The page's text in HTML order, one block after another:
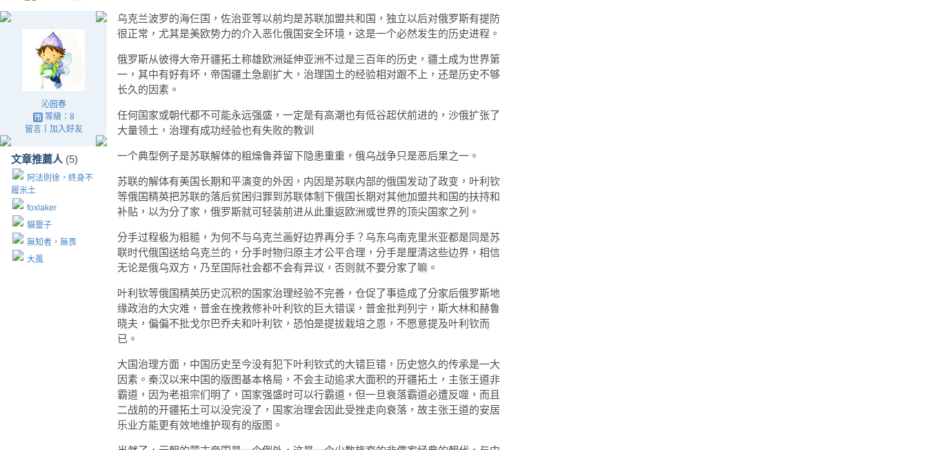
沁园春
等級：8
留言｜ 加入好友
文章推薦人 (5)
阿法則徐，終身不
履米土
foxlaker
貓靈子
無知者，無畏
大風
乌克兰波罗的海仨国，佐治亚等以前均是苏联加盟共和国，独立以后对俄罗斯有提防
很正常，尤其是美欧势力的介入恶化俄国安全环境，这是一个必然发生的历史进程。
俄罗斯从彼得大帝开疆拓土称雄欧洲延伸亚洲不过是三百年的历史，疆土成为世界第
一，其中有好有坏，帝国疆土急剧扩大，治理国土的经验相对跟不上，还是历史不够
长久的因素。
任何国家或朝代都不可能永远强盛，一定是有高潮也有低谷起伏前进的，沙俄扩张了
大量领土，治理有成功经验也有失败的教训
一个典型例子是苏联解体的粗燥鲁莽留下隐患重重，俄乌战争只是恶后果之一。
苏联的解体有美国长期和平演变的外因，内因是苏联内部的俄国发动了政变，叶利钦
等俄国精英把苏联的落后贫困归罪到苏联体制下俄国长期对其他加盟共和国的扶持和
补贴，以为分了家，俄罗斯就可轻装前进从此重返欧洲或世界的顶尖国家之列。
分手过程极为粗糙，为何不与乌克兰画好边界再分手？乌东乌南克里米亚都是同是苏
联时代俄国送给乌克兰的，分手时物归原主才公平合理，分手是厘清这些边界，相信
无论是俄乌双方，乃至国际社会都不会有异议，否则就不要分家了嘛。
叶利钦等俄国精英历史沉积的国家治理经验不完善，仓促了事造成了分家后俄罗斯地
缘政治的大灾难，普金在挽救修补叶利钦的巨大错误，普金批判列宁，斯大林和赫鲁
晓夫，偏偏不批戈尔巴乔夫和叶利钦，恐怕是提拔栽培之恩，不愿意提及叶利钦而
已。
大国治理方面，中国历史至今没有犯下叶利钦式的大错巨错，历史悠久的传承是一大
因素。秦汉以来中国的版图基本格局，不会主动追求大面积的开疆拓土，主张王道非
霸道，因为老祖宗们明了，国家强盛时可以行霸道，但一旦衰落霸道必遭反噬，而且
二战前的开疆拓土可以没完没了，国家治理会因此受挫走向衰落，故主张王道的安居
乐业方能更有效地维护现有的版图。